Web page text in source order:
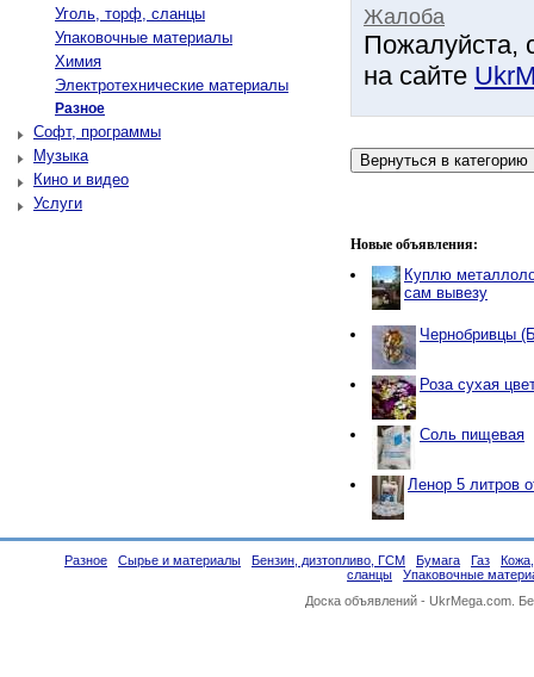
Уголь, торф, сланцы
Упаковочные материалы
Химия
Электротехнические материалы
Разное
Софт, программы
Музыка
Кино и видео
Услуги
Жалоба
Пожалуйста,
на сайте
Новые объявления:
Куплю
сам вывезу
Чернобривцы
Роза сухая
Соль пищевая
Ленор 5 литров
Разное Сырье и материалы Бензин, дизтопливо, ГСМ Бумага Газ
сланцы
Упаковочные
Доска объявлений - UkrMega.com.